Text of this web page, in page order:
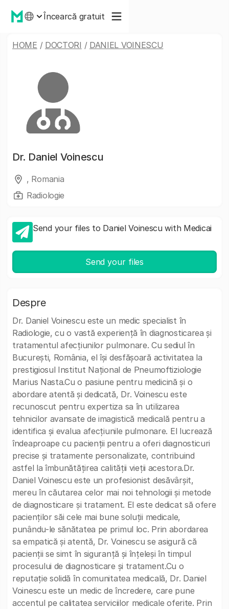
Încearcă gratuit
HOME / DOCTORI / DANIEL VOINESCU
Dr. Daniel Voinescu
, Romania
Radiologie
Send your files to Daniel Voinescu with Medicai
Send your files
Despre
Dr. Daniel Voinescu este un medic specialist în
Radiologie, cu o vastă experiență în diagnosticarea și
tratamentul afecțiunilor pulmonare. Cu sediul în
București, România, el își desfășoară activitatea la
prestigiosul Institut Național de Pneumoftiziologie
Marius Nasta.Cu o pasiune pentru medicină și o
abordare atentă și dedicată, Dr. Voinescu este
recunoscut pentru expertiza sa în utilizarea
tehnicilor avansate de imagistică medicală pentru a
identifica și evalua afecțiunile pulmonare. El lucrează
îndeaproape cu pacienții pentru a oferi diagnosticuri
precise și tratamente personalizate, contribuind
astfel la îmbunătățirea calității vieții acestora.Dr.
Daniel Voinescu este un profesionist desăvârșit,
mereu în căutarea celor mai noi tehnologii și metode
de diagnosticare și tratament. El este dedicat să ofere
pacienților săi cele mai bune soluții medicale,
punându-le sănătatea pe primul loc. Prin abordarea
sa empatică și atentă, Dr. Voinescu se asigură că
pacienții se simt în siguranță și înțeleși în timpul
procesului de diagnosticare și tratament.Cu o
reputație solidă în comunitatea medicală, Dr. Daniel
Voinescu este un medic de încredere, care pune
accentul pe calitatea serviciilor medicale oferite. Prin